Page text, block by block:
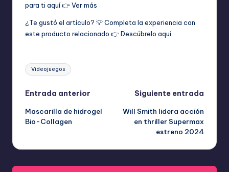
para ti aquí 👉Ver más
¿Te gustó el artículo? 💡 Completa la experiencia con
este producto relacionado 👉Descúbrelo aquí
Etiquetas:
Videojuegos
Navegación
de
Entrada anterior
Mascarilla de hidrogel
Bio-Collagen
Siguiente entrada
Will Smith lidera acción
en thriller Supermax
estreno 2024